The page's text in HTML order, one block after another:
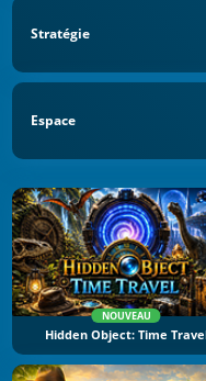
Stratégie
Espace
NOUVEAU
Hidden Object: Time